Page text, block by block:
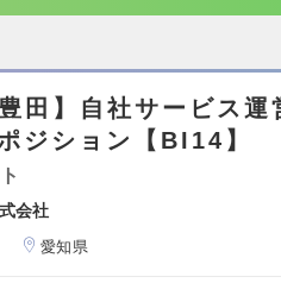
豊田】自社サービス
ジション【BI14】
会社
愛知県